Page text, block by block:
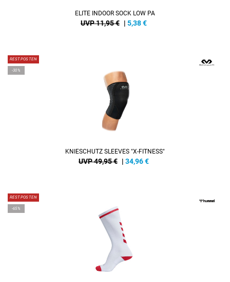
ELITE INDOOR SOCK LOW PA
UVP 11,95 € | 5,38€
RESTPOSTEN
-30%
KNIESCHUTZ SLEEVES "X-FITNESS"
UVP 49,95 € | 34,96€
RESTPOSTEN
-65%